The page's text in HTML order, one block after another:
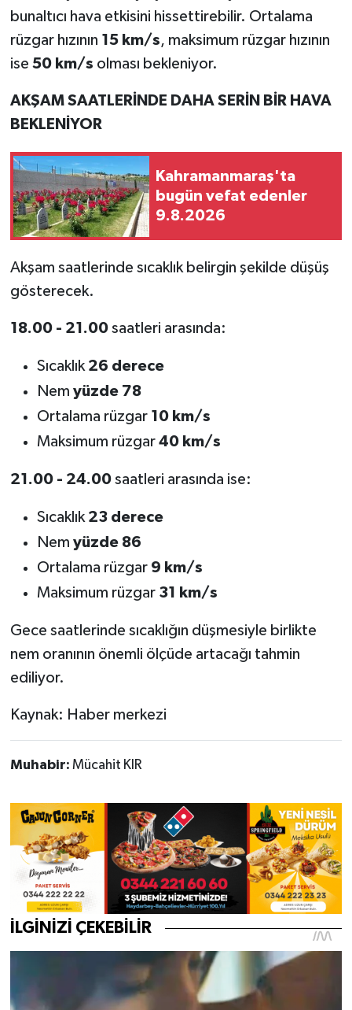
bunaltıcı hava etkisini hissettirebilir. Ortalama
rüzgar hızının 15 km/s, maksimum rüzgar hızının
ise 50 km/s olması bekleniyor.
AKŞAM SAATLERİNDE DAHA SERİN BİR HAVA
BEKLENİYOR
Kahramanmaraş'ta
bugün vefat edenler
9.8.2026
Akşam saatlerinde sıcaklık belirgin şekilde düşüş
gösterecek.
18.00 - 21.00saatleri arasında:
Sıcaklık 26 derece
Nem yüzde 78
Ortalama rüzgar 10 km/s
Maksimum rüzgar 40 km/s
21.00 - 24.00saatleri arasında ise:
Sıcaklık 23 derece
Nem yüzde 86
Ortalama rüzgar 9 km/s
Maksimum rüzgar 31 km/s
Gece saatlerinde sıcaklığın düşmesiyle birlikte
nem oranının önemli ölçüde artacağı tahmin
ediliyor.
Kaynak: Haber merkezi
Muhabir: Mücahit KIR